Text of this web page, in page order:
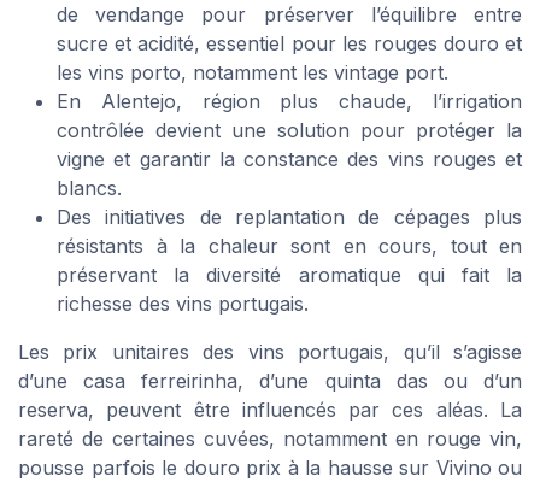
de vendange pour préserver l’équilibre entre
sucre et acidité, essentiel pour les rouges douro et
les vins porto, notamment les vintage port.
En Alentejo, région plus chaude, l’irrigation
contrôlée devient une solution pour protéger la
vigne et garantir la constance des vins rouges et
blancs.
Des initiatives de replantation de cépages plus
résistants à la chaleur sont en cours, tout en
préservant la diversité aromatique qui fait la
richesse des vins portugais.
Les prix unitaires des vins portugais, qu’il s’agisse
d’une casa ferreirinha, d’une quinta das ou d’un
reserva, peuvent être influencés par ces aléas. La
rareté de certaines cuvées, notamment en rouge vin,
pousse parfois le douro prix à la hausse sur Vivino ou